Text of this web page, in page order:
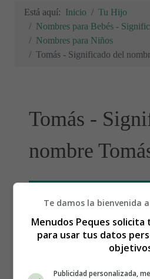
Está aquí: Inicio
Tu Hijo
Nombres para Bebés -
Nombres para Niños
Tomás - Significado del
Tomás -
nombre
Te damos la bienvenida
Menudos Peques
para usar tus datos
Publicidad personalizada,